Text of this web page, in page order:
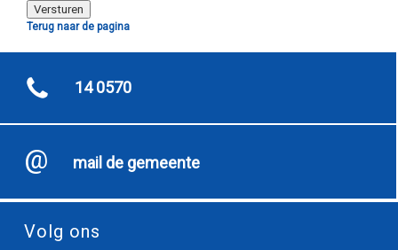
Terug naar de pagina
14 0570
mail de gemeente
Volg ons